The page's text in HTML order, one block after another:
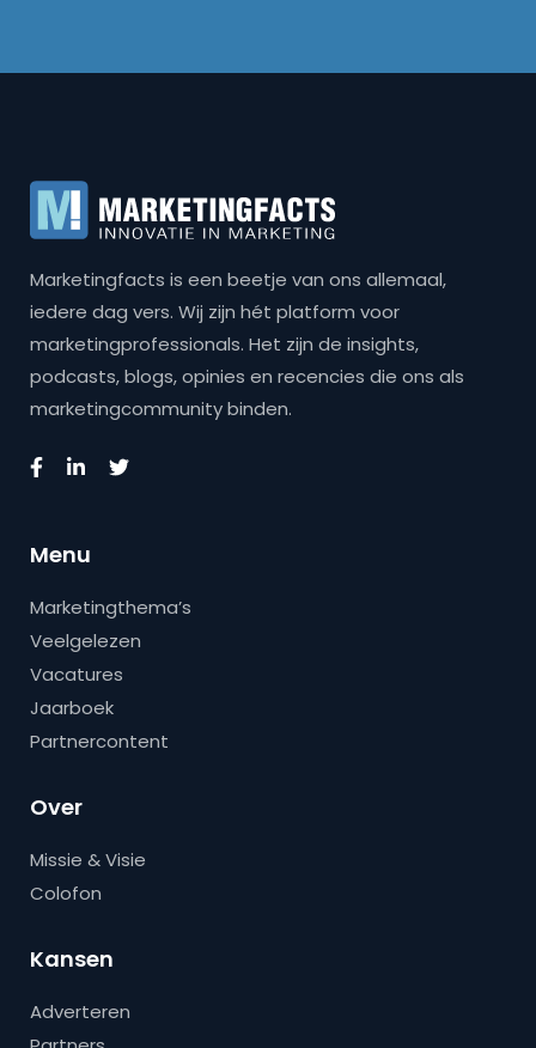
Marketingfacts is een beetje van ons allemaal,
iedere dag vers. Wij zijn hét platform voor
marketingprofessionals. Het zijn de insights,
podcasts, blogs, opinies en recencies die ons als
marketingcommunity binden.
Menu
Marketingthema’s
Veelgelezen
Vacatures
Jaarboek
Partnercontent
Over
Missie & Visie
Colofon
Kansen
Adverteren